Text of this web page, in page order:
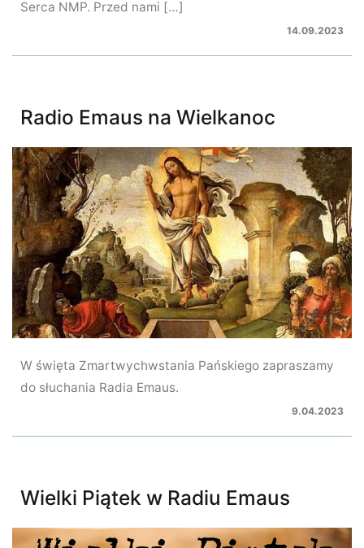
Serca NMP. Przed nami […]
14.09.2023
Radio Emaus na Wielkanoc
W święta Zmartwychwstania Pańskiego zapraszamy
do słuchania Radia Emaus.
9.04.2023
Wielki Piątek w Radiu Emaus